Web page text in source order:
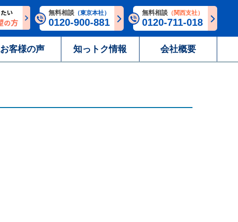
無料相談 （東京本社）
0120-900-881
無料相談 （関西支社）
0120-711-018
お客様の声 知っトク情報 会社概要